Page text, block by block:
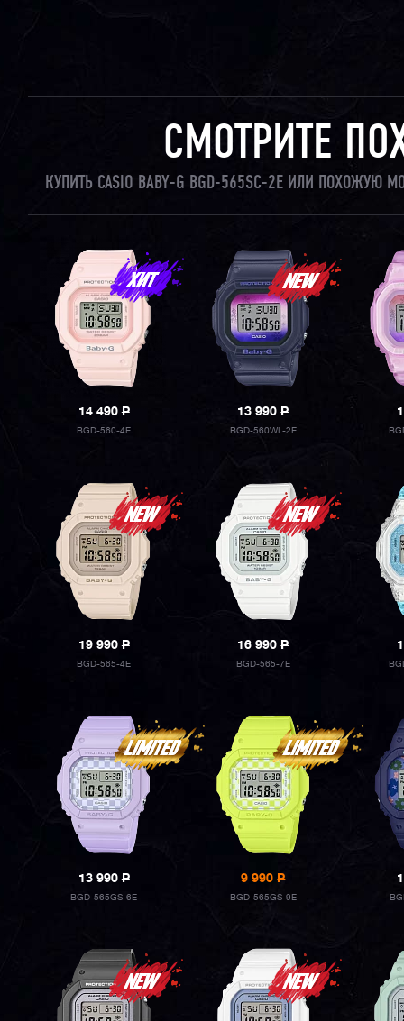
СМОТРИТЕ
КУПИТЬ CASIO BABY-G BGD-565SC-2E ИЛИ ПОХОЖУЮ
14 490P
BGD-560-4E
13 990P
BGD-560WL-2E
19 990P
BGD-565-4E
16 990P
BGD-565-7E
13 990P
BGD-565GS-6E
9 990P
BGD-565GS-9E